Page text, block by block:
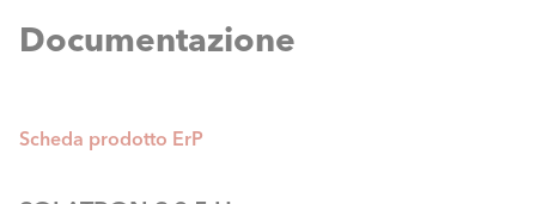
Documentazione
Scheda prodotto ErP